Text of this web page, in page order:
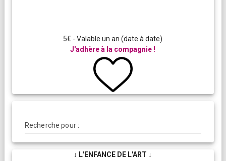
5€ - Valable un an (date à date)
J'adhère à la compagnie !
Recherche pour :
↓ L'ENFANCE DE L'ART ↓